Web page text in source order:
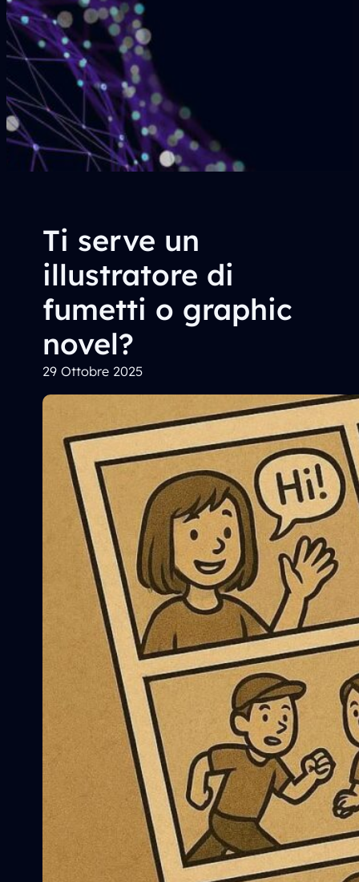
Ti serve un
illustratore di
fumetti o graphic
novel?
29 Ottobre 2025